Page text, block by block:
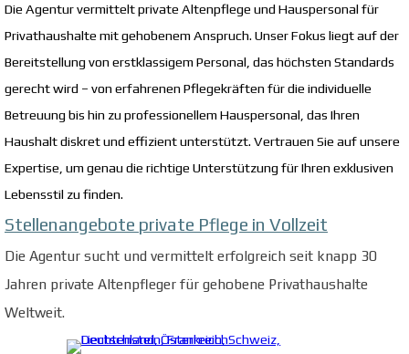
Die Agentur vermittelt private Altenpflege und Hauspersonal für
Privathaushalte mit gehobenem Anspruch. Unser Fokus liegt auf der
Bereitstellung von erstklassigem Personal, das höchsten Standards
gerecht wird – von erfahrenen Pflegekräften für die individuelle
Betreuung bis hin zu professionellem Hauspersonal, das Ihren
Haushalt diskret und effizient unterstützt. Vertrauen Sie auf unsere
Expertise, um genau die richtige Unterstützung für Ihren exklusiven
Lebensstil zu finden.
Stellenangebote private Pflege in Vollzeit
Die Agentur sucht und vermittelt erfolgreich seit knapp 30
Jahren private Altenpfleger für gehobene Privathaushalte
Weltweit.